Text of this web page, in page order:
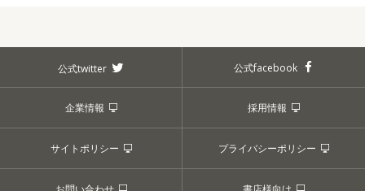
公式twitter 公式facebook
企業情報 採用情報
サイトポリシー プライバシーポリシー